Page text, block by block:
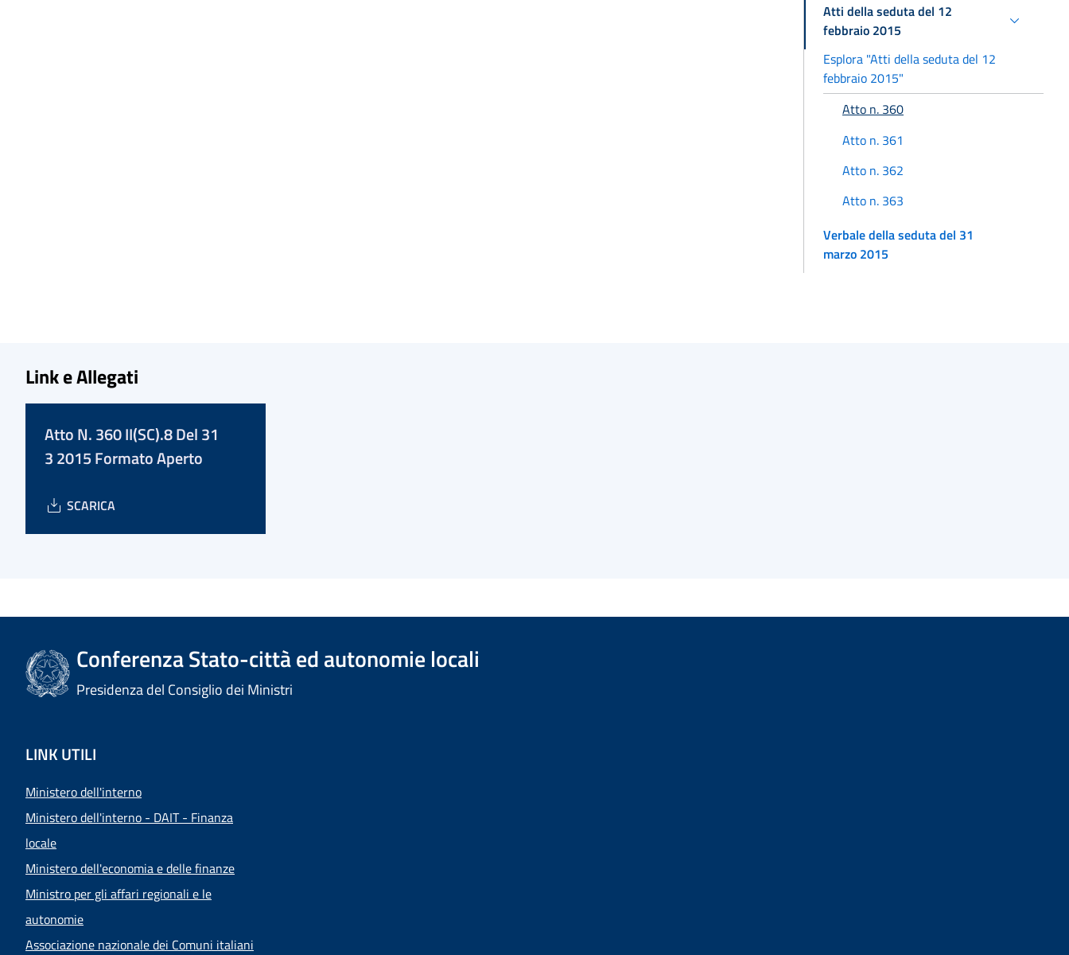
Atti della seduta del 12
febbraio 2015
Esplora "Atti della seduta del 12
febbraio 2015"
Atto n. 360
Atto n. 361
Atto n. 362
Atto n. 363
Verbale della seduta del 31
marzo 2015
Link e Allegati
Atto N. 360 II(SC).8 Del 31
3 2015 Formato Aperto
SCARICA
Conferenza Stato-città ed autonomie locali
Presidenza del Consiglio dei Ministri
LINK UTILI
Ministero dell'interno
Ministero dell'interno - DAIT - Finanza
locale
Ministero dell'economia e delle finanze
Ministro per gli affari regionali e le
autonomie
Associazione nazionale dei Comuni italiani